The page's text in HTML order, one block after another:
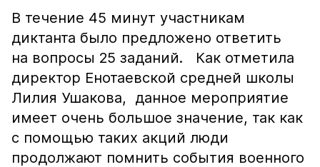
В течение 45 минут участникам
диктанта было предложено ответить
на вопросы 25 заданий. Как отметила
директор Енотаевской средней школы
Лилия Ушакова, данное мероприятие
имеет очень большое значение, так как
с помощью таких акций люди
продолжают помнить события военного